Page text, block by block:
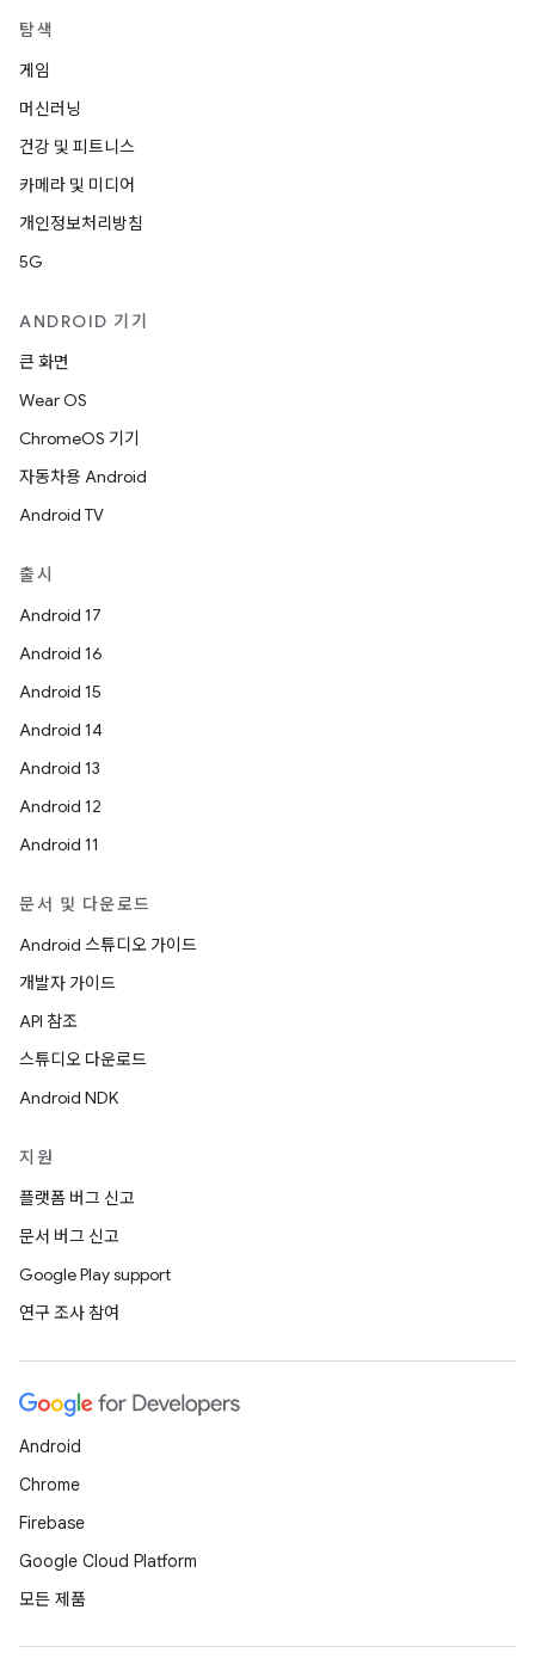
탐색
게임
머신러닝
건강 및 피트니스
카메라 및 미디어
개인정보처리방침
5G
ANDROID 기기
큰 화면
Wear OS
ChromeOS 기기
자동차용 Android
Android TV
출시
Android 17
Android 16
Android 15
Android 14
Android 13
Android 12
Android 11
문서 및 다운로드
Android 스튜디오 가이드
개발자 가이드
API 참조
스튜디오 다운로드
Android NDK
지원
플랫폼 버그 신고
문서 버그 신고
Google Play support
연구 조사 참여
Android
Chrome
Firebase
Google Cloud Platform
모든 제품